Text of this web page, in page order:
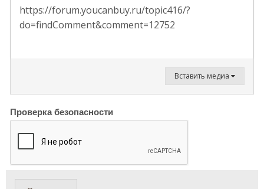
https://forum.youcanbuy.ru/topic416/?
do=findComment&comment=12752
Вставить медиа
Проверка безопасности